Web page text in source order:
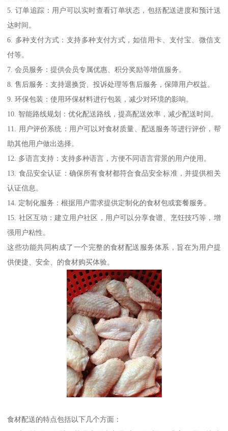
5. 订单追踪：用户可以实时查看订单状态，包括配送进度和预计送
达时间。
6. 多种支付方式：支持多种支付方式，如信用卡、支付宝、微信支
付等。
7. 会员服务：提供会员专属优惠、积分奖励等增值服务。
8. 售后服务：支持退换货、投诉处理等售后服务，保障用户权益。
9. 环保包装：使用环保材料进行包装，减少对环境的影响。
10. 智能路线规划：优化配送路线，提高配送效率，减少配送时间。
11. 用户评价系统：用户可以对食材质量、配送服务等进行评价，帮
助其他用户做出选择。
12. 多语言支持：支持多种语言，方便不同语言背景的用户使用。
13. 食品安全认证：确保所有食材都符合食品安全标准，并提供相关
认证信息。
14. 定制化服务：根据用户需求提供定制化的食材包或套餐服务。
15. 社区互动：建立用户社区，用户可以分享食谱、烹饪技巧等，增
强用户粘性。
这些功能共同构成了一个完整的食材配送服务体系，旨在为用户提
供便捷、安全、的食材购买体验。
食材配送的特点包括以下几个方面：